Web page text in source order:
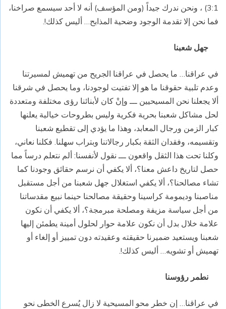
3:1) ، ونحن ندرك جيداً (ومن المؤسف) أنه لا أحد سيسمع صراخنا،
فما نحن إلا تقدمة الوجود وضحية المذابح… أليس كذلك!.
جهل شعبنا
في عراقنا… ما يحصل في عراقنا الجريح من تهميش لمسيرتنا
وعدم تلبية حقوقنا ما هو إلا تفتيت لوجودنا، وما يحصل في شرقنا
ألا يجعلنا نحن المسيحيين ـــ وإنْ كان لأبنائنا رؤى مختلفة ومتعددة
لحل مشاكل شعبنا بحرية فكرية وليس بطروحات خيالية يعلنها
كبار الزمن ورجال المعابد، وهذا ما يؤدي إلى تقطيع شعبنا
وتقسيمه، وفقدان الثقة بكبار رجالاتنا وبتراب سهلنا. فكلنا نعاني،
وكلنا تحت هذا الثقل واقعون ـــ نقول لأنفسنا: ألم نتعلم درساً مما
حصل لتاريخ داعش معنا؟، ألا يكفي أن نرسم حقائق وجودنا كما
تشاء مصالحنا؟، ألا يكفي استغلال جهل شعبنا من أجل مستقبل
مناصبنا وديمومة كراسينا وحقيقة مصالحنا حينما نبيع مقدساتنا
من أجل سياسة مزيفة ومصلحة مبرمجة؟، ألا يكفي أن نكون
علامة خلال بدل أن نكون علامة حوار لحلول أمينة يطمئن إليها
شعبنا ويستعيد ضميرنا حقيقته وعقيدته دون تمييز أو إلغاء أو
تهميش أو تشويه… أليس كذلك!.
نطمر رؤوسنا
في عراقنا… إن خطر محو المسيحية لا زال يُسرع الخطى نحو